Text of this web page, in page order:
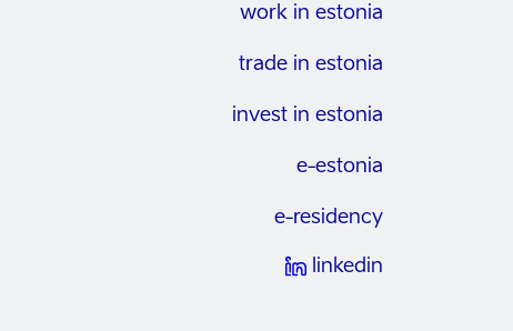
work in estonia
trade in estonia
invest in estonia
e-estonia
e-residency
linkedin